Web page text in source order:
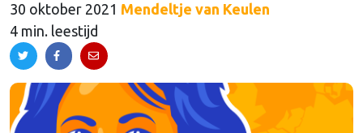
30 oktober 2021 Mendeltje van Keulen
4 min. leestijd